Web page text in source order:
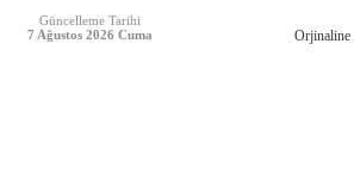
Güncelleme Tarihi
7 Ağustos 2026 Cuma
Orjinaline